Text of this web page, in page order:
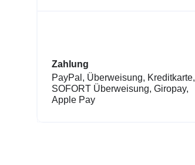
Zahlung
PayPal, Überweisung, Kreditkarte,
SOFORT Überweisung, Giropay,
Apple Pay